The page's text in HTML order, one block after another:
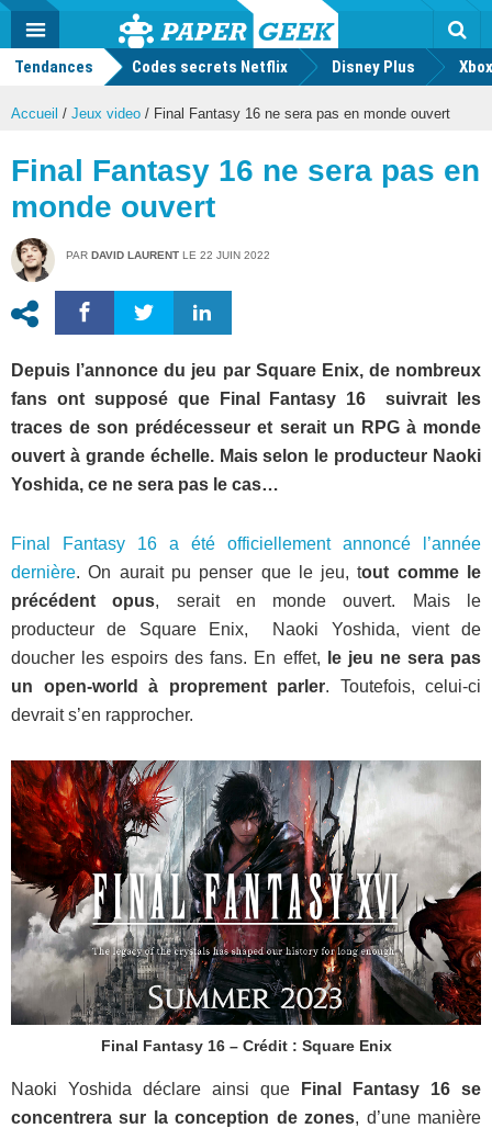
Actu
geek
MENU
Tendances Codes secrets Netflix Disney Plus
Accueil / Jeux video / Final Fantasy 16 ne sera pas en monde ouvert
Final Fantasy 16 ne sera pas en
monde ouvert
PAR DAVID LAURENT LE 22 JUIN 2022
Depuis l’annonce du jeu par Square Enix, de nombreux
fans ont supposé que Final Fantasy 16 suivrait les
traces de son prédécesseur et serait un RPG à monde
ouvert à grande échelle. Mais selon le producteur Naoki
Yoshida, ce ne sera pas le cas…
Final Fantasy 16 a été officiellement annoncé l’année
dernière. On aurait pu penser que le jeu, tout comme le
précédent opus, serait en monde ouvert. Mais le
producteur de Square Enix, Naoki Yoshida, vient de
doucher les espoirs des fans. En effet, le jeu ne sera pas
un open-world à proprement parler. Toutefois, celui-ci
devrait s’en rapprocher.
Final Fantasy 16 – Crédit : Square Enix
Naoki Yoshida déclare ainsi que
Final Fantasy 16 se
concentrera sur la conception de zones, d’une manière
Mode
FacebookTwitter Youtube